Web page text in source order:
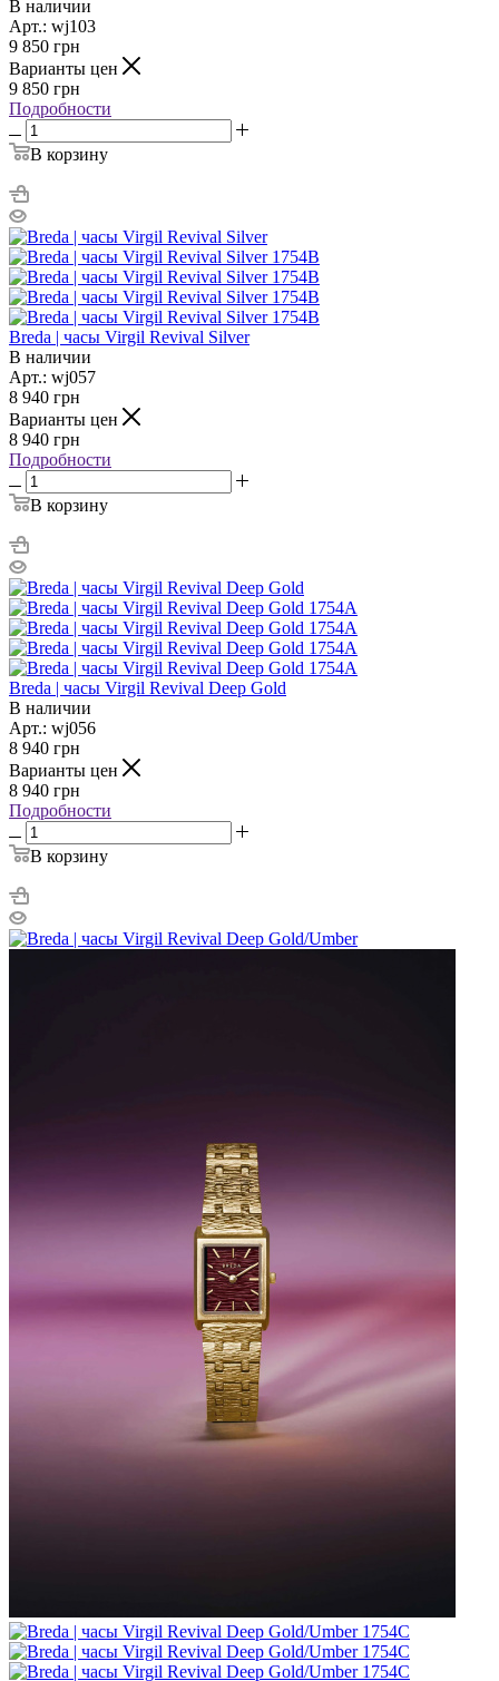
В наличии
Арт.: wj103
9 850 грн
Варианты цен
9 850 грн
Подробности
В корзину
Breda | часы Virgil Revival Silver
В наличии
Арт.: wj057
8 940 грн
Варианты цен
8 940 грн
Подробности
В корзину
Breda | часы Virgil Revival Deep Gold
В наличии
Арт.: wj056
8 940 грн
Варианты цен
8 940 грн
Подробности
В корзину